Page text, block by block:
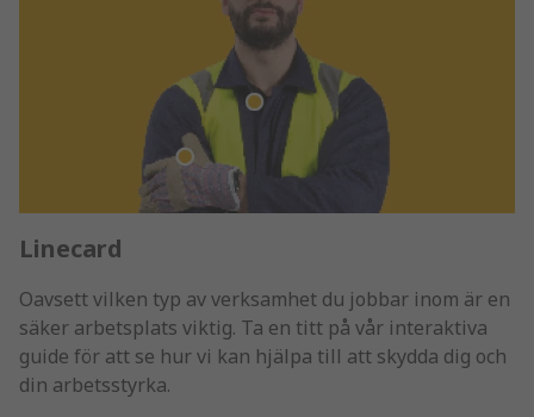
Linecard
Oavsett vilken typ av verksamhet du jobbar inom är en
säker arbetsplats viktig. Ta en titt på vår interaktiva
guide för att se hur vi kan hjälpa till att skydda dig och
din arbetsstyrka.